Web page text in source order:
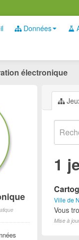
Données
électronique
1
Ville de
Vous
Mise à